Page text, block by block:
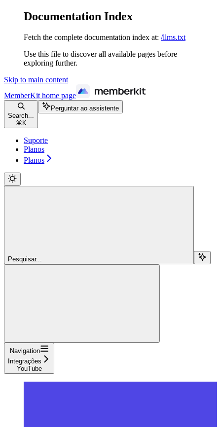
Documentation Index
Fetch the complete documentation index at: /llms.txt
Use this file to discover all available pages before
exploring further.
Skip to main content
MemberKit home page
Search...
⌘ K
Perguntar ao assistente
Suporte
Planos
Planos
Pesquisar...
Navigation
Integrações
YouTube